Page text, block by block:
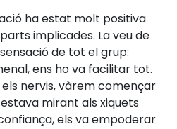
ha estat molt positiva
implicades. La veu de
de tot el grup:
ens ho va facilitar tot.
nervis, vàrem començar
mirant als xiquets
els va empoderar